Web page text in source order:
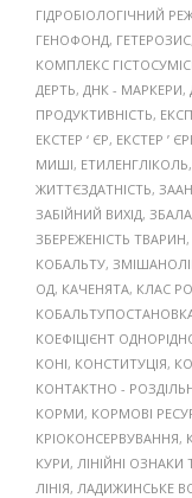
ГІДРОБІОЛОГІЧНИЙ
ГЕНОФОНД, ГЕТЕРОЗИС
КОМПЛЕКС
ДЕРТЬ, ДНК - МАРКЕРИ,
ПРОДУКТИВНІСТЬ,
ЕКСТЕР ‘ ЄР, ЕКСТЕР ’
МИШІ, ЕТИЛЕНГЛІКОЛЬ,
ЖИТТЄЗДАТНІСТЬ,
ЗАБІЙНИЙ ВИХІД,
ЗБЕРЕЖЕНІСТЬ ТВАРИН,
КОБАЛЬТУ,
ОД, КАЧЕНЯТА, КЛАС
КОЕФІЦІЄНТ
КОНІ, КОНСТИТУЦІЯ,
КОНТАКТНО -
КОРМИ, КОРМОВІ
КРІОКОНСЕРВУВАННЯ,
КУРИ, ЛІНІЙНІ ОЗНАКИ
ЛІНІЯ, ЛАДИЖИНСЬКЕ